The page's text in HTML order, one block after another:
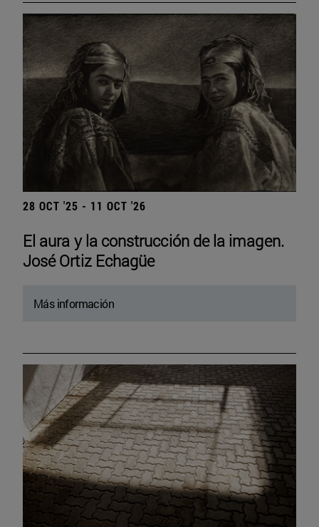
28 OCT '25 - 11 OCT '26
El aura y la construcción de la imagen.
José Ortiz Echagüe
Más información